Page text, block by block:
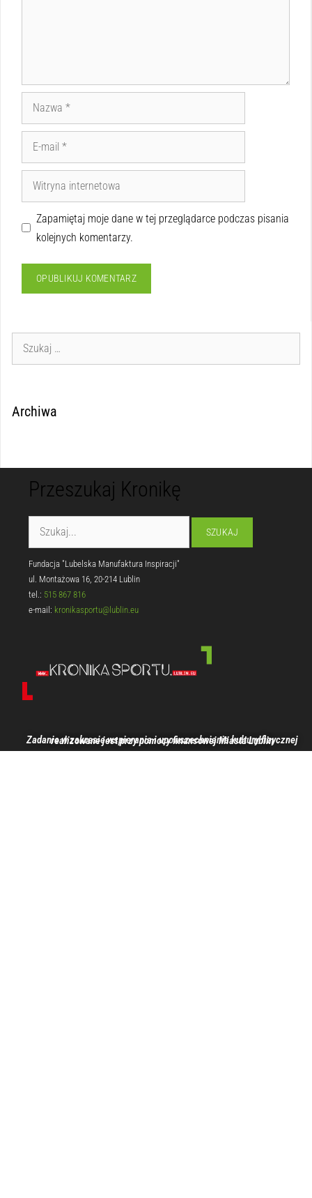
Zapamiętaj moje dane w tej przeglądarce podczas pisania
kolejnych komentarzy.
Archiwa
Przeszukaj Kronikę
Fundacja "Lubelska Manufaktura Inspiracji"
ul. Montażowa 16, 20-214 Lublin
tel.: 515 867 816
e-mail: kronikasportu@lublin.eu
Zadanie w zakresie wspierania i upowszechniania kultury fizycznej realizowane jest przy pomocy finansowej Miasta Lublin